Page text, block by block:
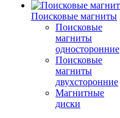
Поисковые магниты
Поисковые
магниты
односторонние
Поисковые
магниты
двухсторонние
Магнитные
диски